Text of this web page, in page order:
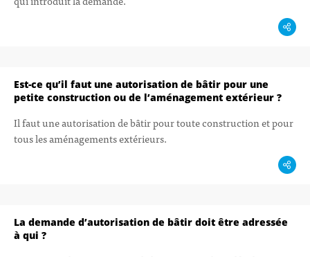
Est-ce qu’il faut une autorisation de bâtir pour une
petite construction ou de l’aménagement extérieur ?
Il faut une autorisation de bâtir pour toute construction et pour
tous les aménagements extérieurs.
La demande d’autorisation de bâtir doit être adressée
à qui ?